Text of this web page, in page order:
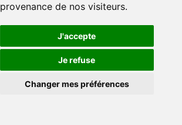
provenance de nos visiteurs.
J'accepte
Je refuse
Changer mes préférences